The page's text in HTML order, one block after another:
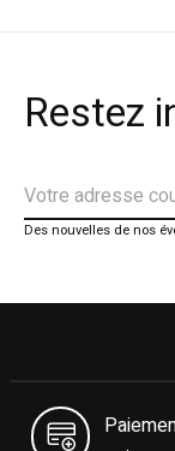
Restez
Des nouvelles de nos